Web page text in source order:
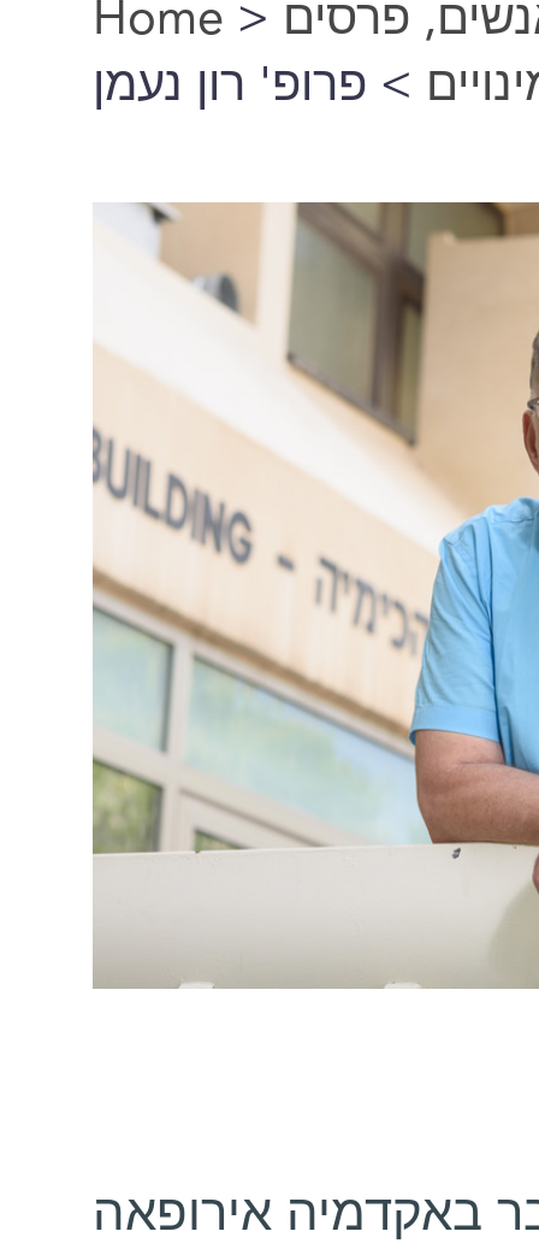
You are here
Home > פרסים
> פרופ' רון נעמן
באקדמיה אירופאה